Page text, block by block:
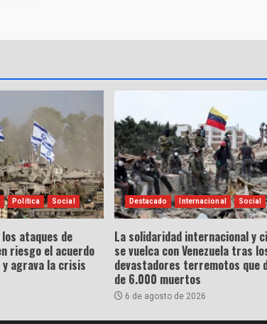
Política Social
ataques de
riesgo el acuerdo
y agrava la crisis
Destacado Internacional Social
La solidaridad internacional y
se vuelca con Venezuela tras
devastadores terremotos que
de 6.000 muertos
6 de agosto de 2026